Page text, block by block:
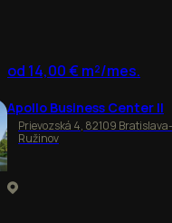
od 14,00 € m²/mes.
Apollo Business Center II
Prievozská 4, 82109 Bratislava-
Ružinov